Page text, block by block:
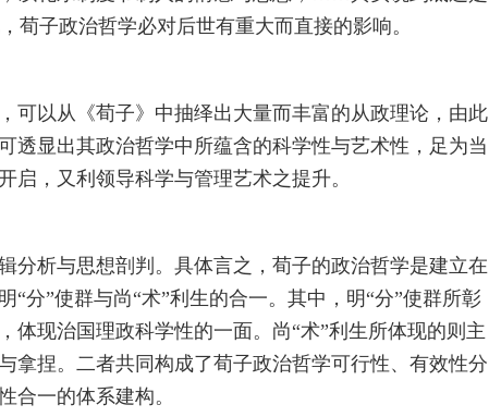
荀子政治哲学必对后世有重大而直接的影响。
可以从《荀子》中抽绎出大量而丰富的从政理论，由此
透显出其政治哲学中所蕴含的科学性与艺术性，足为当
启，又利领导科学与管理艺术之提升。
分析与思想剖判。具体言之，荀子的政治哲学是建立在
“分”使群与尚“术”利生的合一。其中，明“分”使群所彰
体现治国理政科学性的一面。尚“术”利生所体现的则主
拿捏。二者共同构成了荀子政治哲学可行性、有效性分
合一的体系建构。